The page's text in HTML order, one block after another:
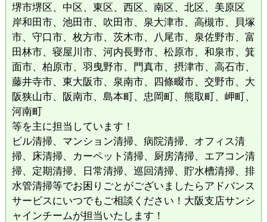
堺市堺区、中区、東区、西区、南区、北区、美原区
岸和田市、池田市、吹田市、泉大津市、高槻市、貝塚
市、守口市、枚方市、茨木市、八尾市、泉佐野市、富
田林市、寝屋川市、河内長野市、松原市、和泉市、箕
面市、柏原市、羽曳野市、門真市、摂津市、高石市、
藤井寺市、東大阪市、泉南市、四條畷市、交野市、大
阪狭山市、阪南市、島本町、忠岡町、熊取町、岬町、
河南町
等を主に担当しています！
ビル清掃、マンション清掃、病院清掃、オフィス清
掃、床清掃、カーペット清掃、厨房清掃、エアコン清
掃、定期清掃、日常清掃、巡回清掃、貯水槽清掃、排
水管清掃等でお困りごとがございましたらアドバンス
サービスにいつでもご相談ください！大阪支店サンシ
ャインチームが担当いたします！